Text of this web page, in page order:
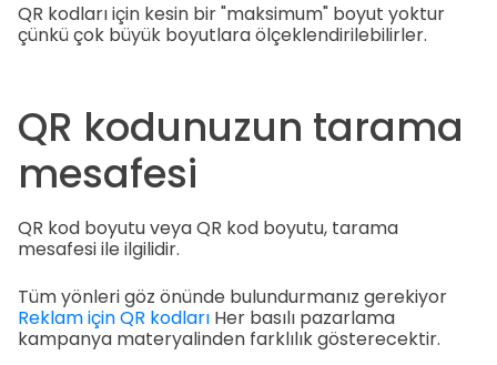
QR kodları için kesin bir "maksimum" boyut yoktur
çünkü çok büyük boyutlara ölçeklendirilebilirler.
QR kodunuzun tarama
mesafesi
QR kod boyutu veya QR kod boyutu, tarama
mesafesi ile ilgilidir.
Tüm yönleri göz önünde bulundurmanız gerekiyor
Reklam için QR kodları Her basılı pazarlama
kampanya materyalinden farklılık gösterecektir.